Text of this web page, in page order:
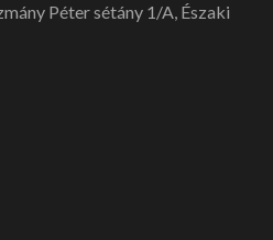
Péter sétány 1/A, Északi